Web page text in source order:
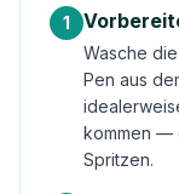
1
Wasche
Pen aus
kommen —
Spritzen.